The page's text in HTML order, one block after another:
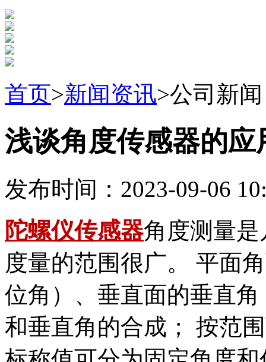
首页>新闻资讯>公司新闻
浅谈角度传感器的应
发布时间：2023-09-06
陀螺仪传感器角度测量
度量的范围很广。 平面
位角）、垂直面的垂直
和垂直角的合成； 按范